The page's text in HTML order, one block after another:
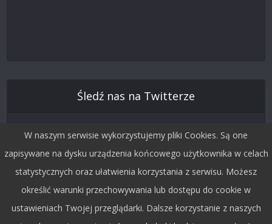
Śledź nas na Twitterze
W naszym serwisie wykorzystujemy pliki Cookies. Są one
zapisywane na dysku urządzenia końcowego użytkownika w celach
statystycznych oraz ułatwienia korzystania z serwisu. Możesz
określić warunki przechowywania lub dostępu do cookie w
ustawieniach Twojej przeglądarki. Dalsze korzystanie z naszych